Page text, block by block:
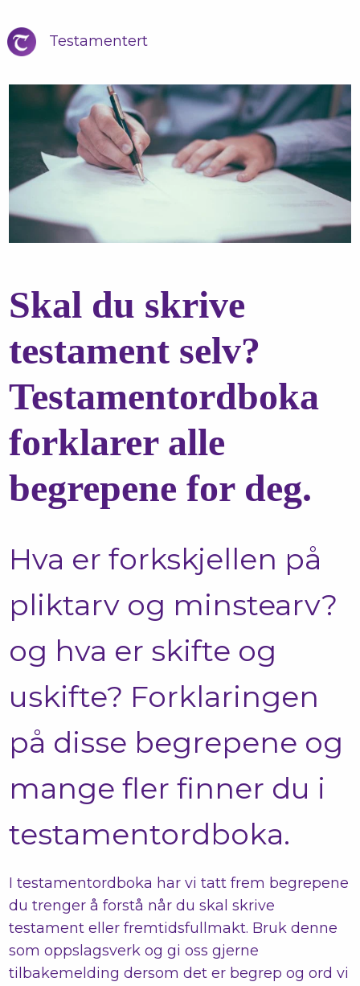
Testamentert
Skal du skrive
testament selv?
Testamentordboka
forklarer alle
begrepene for deg.
Hva er forkskjellen på
pliktarv og minstearv?
og hva er skifte og
uskifte? Forklaringen
på disse begrepene og
mange fler finner du i
testamentordboka.
I testamentordboka har vi tatt frem begrepene
du trenger å forstå når du skal skrive
testament eller fremtidsfullmakt. Bruk denne
som oppslagsverk og gi oss gjerne
tilbakemelding dersom det er begrep og ord vi